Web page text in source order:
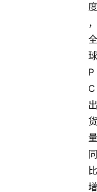
度
，
全
球
P
C
出
货
量
同
比
增